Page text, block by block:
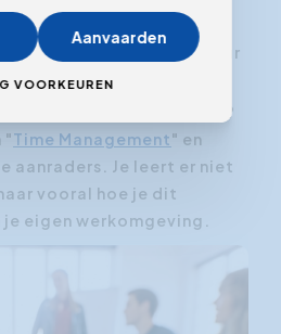
in een always-on cultuur
structureel verbeteren?
"Time Management" en
aanraders. Je leert er niet
vooral hoe je dit
eigen werkomgeving.
Aanvaarden
VOORKEUREN